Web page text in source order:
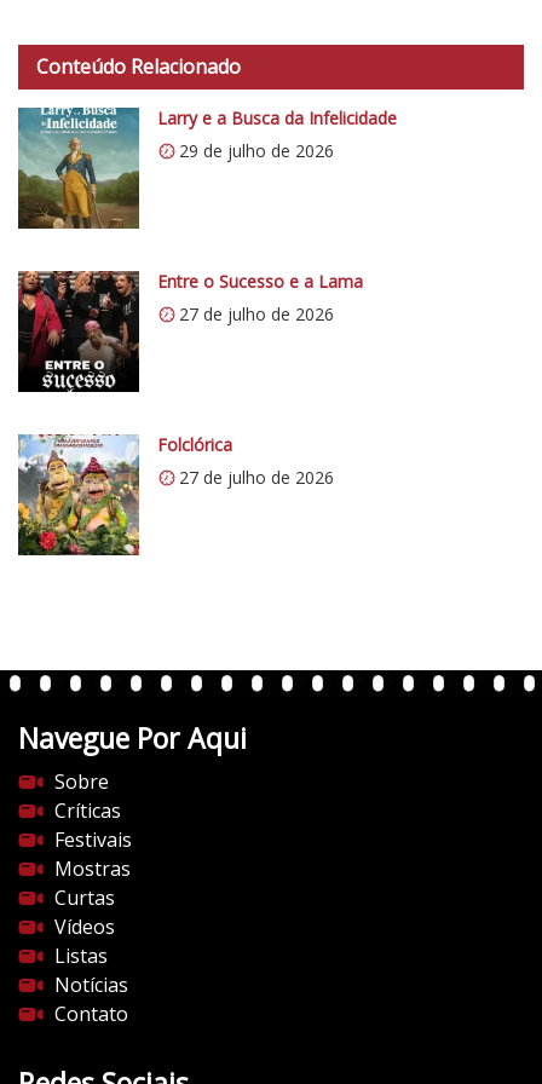
Conteúdo Relacionado
Larry e a Busca da Infelicidade
29 de julho de 2026
Entre o Sucesso e a Lama
27 de julho de 2026
Folclórica
27 de julho de 2026
Navegue Por Aqui
Sobre
Críticas
Festivais
Mostras
Curtas
Vídeos
Listas
Notícias
Contato